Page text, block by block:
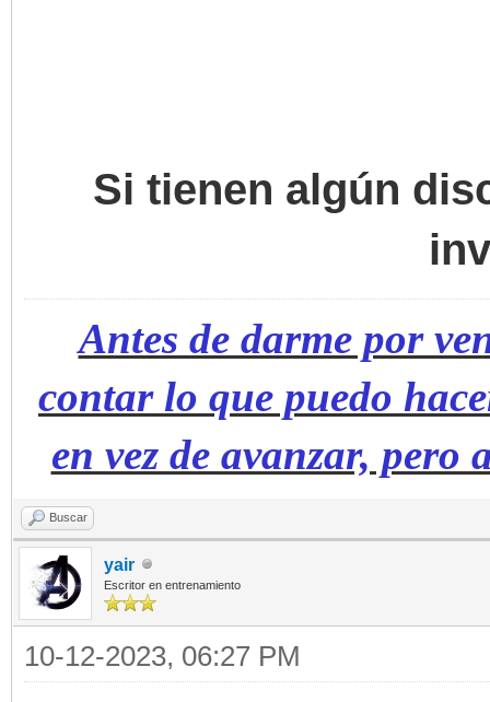
Si tienen algún
Antes de darme por
contar lo que puedo
en vez de avanzar,
Buscar
yair
Escritor en entrenamiento
10-12-2023, 06:27 PM